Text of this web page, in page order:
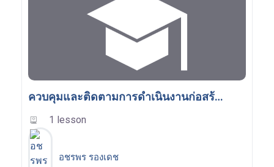
ควบคุมและติดตามการดำเนินงานก่อสร้าง
1 lesson
อชรพร รองเดช